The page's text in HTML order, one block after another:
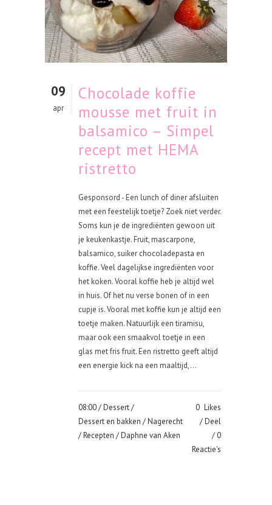
09
apr
Chocolade koffie
mousse met fruit in
balsamico – Simpel
recept met HEMA
ristretto
Gesponsord - Een lunch of diner afsluiten
met een feestelijk toetje? Zoek niet verder.
Soms kun je de ingrediënten gewoon uit
je keukenkastje. Fruit, mascarpone,
balsamico, suiker chocoladepasta en
koffie. Veel dagelijkse ingrediënten voor
het koken. Vooral koffie heb je altijd wel
in huis. Of het nu verse bonen of in een
cupje is. Vooral met koffie kun je altijd een
toetje maken. Natuurlijk een tiramisu,
maar ook een smaakvol toetje in een
glas met fris fruit. Een ristretto geeft altijd
een energie kick na een maaltijd,...
08:00 /Dessert/
Dessert en bakken /Nagerecht
/Recepten / Daphne van Aken
0 Likes
Deel
0
Reactie's